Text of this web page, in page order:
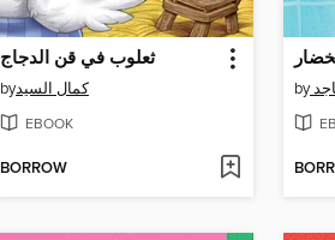
ثعلوب في قن الدجاج
byكمال السيد
EBOOK
BORROW
by